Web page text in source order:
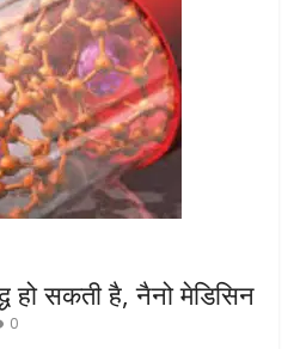
हो सकती है, नैनो मेडिसिन
0